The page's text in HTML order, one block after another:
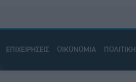
ΕΠΙΧΕΙΡΗΣΕΙΣ ΟΙΚΟΝΟΜΙΑ ΠΟΛΙΤΙΚΗ